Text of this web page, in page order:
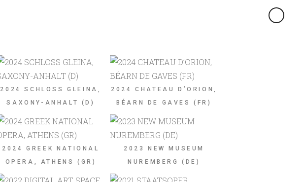
×
2024 SCHLOSS GLEINA,
SAXONY-ANHALT (D)
2024 CHATEAU D’ORION,
BÉARN DE GAVES (FR)
2024 GREEK NATIONAL
OPERA, ATHENS (GR)
2023 NEW MUSEUM
NUREMBERG (DE)